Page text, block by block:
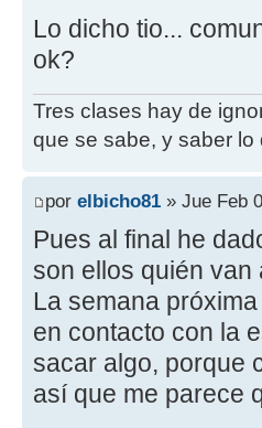
Lo dicho tio...
ok?
Tres clases hay de
que se sabe, y saber
por elbicho81 » Jue Feb
Pues al final he
son ellos quién van
La semana
en contacto con la
sacar algo, porque
así que me parece